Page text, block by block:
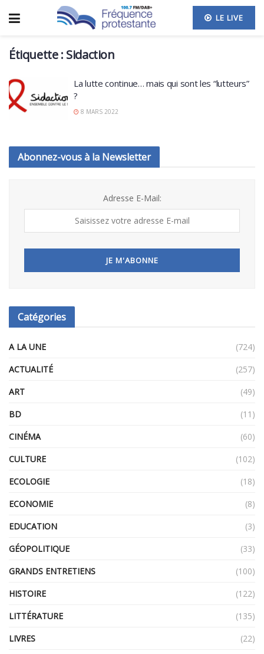
LE LIVE
Étiquette : Sidaction
La lutte continue… mais qui sont les “lutteurs”
?
8 MARS 2022
Abonnez-vous à la Newsletter
Adresse E-Mail:
Catégories
A LA UNE
(724)
ACTUALITÉ
(257)
ART
(49)
BD
(11)
CINÉMA
(60)
CULTURE
(102)
ECOLOGIE
(18)
ECONOMIE
(8)
EDUCATION
(3)
GÉOPOLITIQUE
(33)
GRANDS ENTRETIENS
(100)
HISTOIRE
(122)
LITTÉRATURE
(135)
LIVRES
(22)